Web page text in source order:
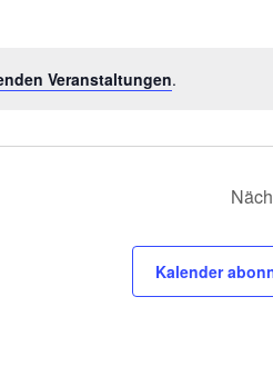
Veranstaltungen.
Kalender